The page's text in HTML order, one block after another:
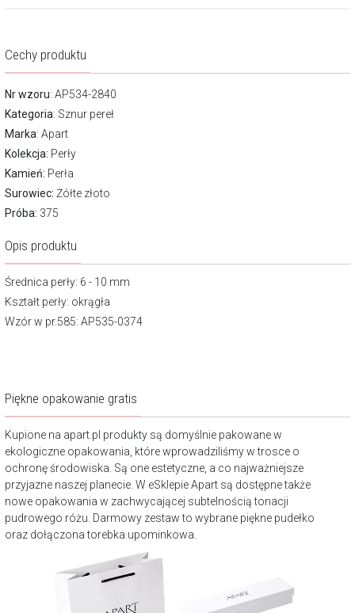
Cechy produktu
Nr wzoru: AP534-2840
Kategoria: Sznur pereł
Marka: Apart
Kolekcja: Perły
Kamień: Perła
Surowiec: Żółte złoto
Próba: 375
Opis produktu
Średnica perły: 6 - 10 mm
Kształt perły: okrągła
Wzór w pr.585: AP535-0374
Piękne opakowanie gratis
Kupione na apart.pl produkty są domyślnie pakowane w
ekologiczne opakowania, które wprowadziliśmy w trosce o
ochronę środowiska. Są one estetyczne, a co najważniejsze
przyjazne naszej planecie. W eSklepie Apart są dostępne także
nowe opakowania w zachwycającej subtelnością tonacji
pudrowego różu. Darmowy zestaw to wybrane piękne pudełko
oraz dołączona torebka upominkowa.